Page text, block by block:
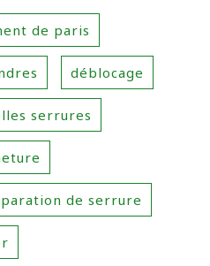
de paris
déblocage
serrures
de serrure